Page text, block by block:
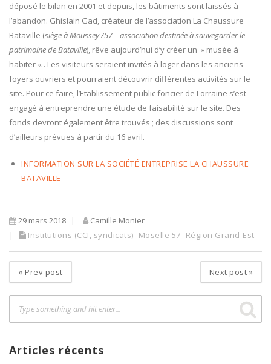
déposé le bilan en 2001 et depuis, les bâtiments sont laissés à
l’abandon. Ghislain Gad, créateur de l’association La Chaussure
Bataville (siège à Moussey /57 – association destinée à sauvegarder le
patrimoine de Bataville), rêve aujourd’hui d’y créer un » musée à
habiter « . Les visiteurs seraient invités à loger dans les anciens
foyers ouvriers et pourraient découvrir différentes activités sur le
site. Pour ce faire, l’Etablissement public foncier de Lorraine s’est
engagé à entreprendre une étude de faisabilité sur le site. Des
fonds devront également être trouvés ; des discussions sont
d’ailleurs prévues à partir du 16 avril.
INFORMATION SUR LA SOCIÉTÉ ENTREPRISE LA CHAUSSURE
BATAVILLE
29 mars 2018
Camille Monier
Institutions (CCI, syndicats) Moselle 57 Région Grand-Est
« Prev post Next post »
Articles récents